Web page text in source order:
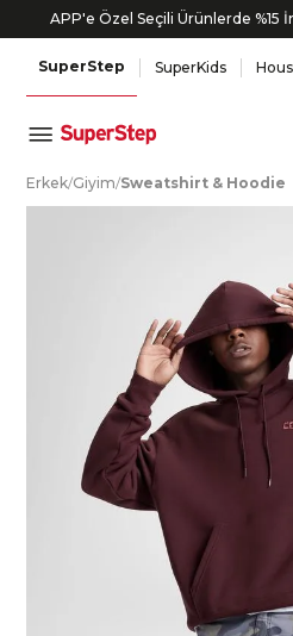
APP'e Özel Seçili Ürünlerde %15
SuperStep SuperKids
Erkek/Giyim/Sweatshirt & Hoodie